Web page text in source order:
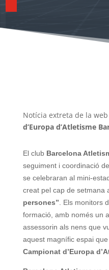
Notícia extreta de la
d’Europa d’Atletisme
El clubBarcelona
seguiment i coordinació
se celebraran al mini-
creat pel cap de setmana
persones” . Els monitors
formació, amb només un
assessorin als nens que
aquest magnífic espai
Campionat d’Europa